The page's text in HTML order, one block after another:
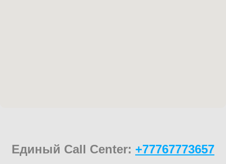
Единый Call Center: +77767773657